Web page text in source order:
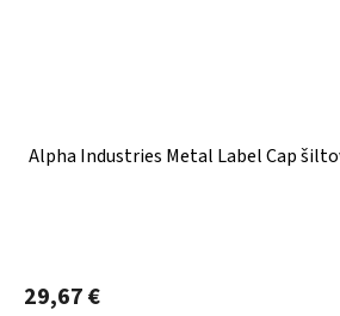
Alpha Industries Metal Label Cap
29,67 €